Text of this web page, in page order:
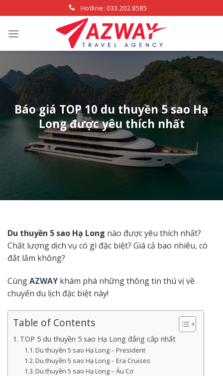
to
content
Hotline: 033.202.8585
Báo giá TOP 10 du thuyền 5 sao Hạ
Long được yêu thích nhất
Du thuyền 5 sao Hạ Long nào được yêu thích nhất?
Chất lượng dịch vụ có gì đặc biệt? Giá cả bao nhiêu, có
đắt lắm không?
CùngAZWAY khám phá những thông tin thú vị về
chuyến du lịch đặc biệt này!
Table of Contents
TOP 5 du thuyền 5 sao Hạ Long đẳng cấp nhất
Du thuyền 5 sao Hạ Long – President
Du thuyền 5 sao Hạ Long – Era Cruises
Du thuyền 5 sao Hạ Long – Âu Cơ